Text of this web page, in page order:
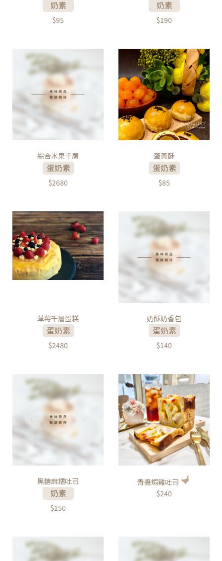
$95 $190
綜合水果千層
$2680
蛋黃酥
$85
草莓千層蛋糕
$2480
奶酥奶香包
$140
黑糖麻糬吐司
$150
青醬焗雞吐司
$240